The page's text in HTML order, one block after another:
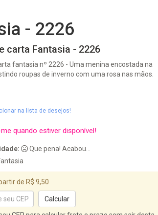
- 2226
carta Fantasia - 2226
fantasia nº 2226 - Uma menina encostada na
roupas de inverno com uma rosa nas mãos.
na lista de desejos!
quando estiver disponível!
Que pena! Acabou...
de R$ 9,50